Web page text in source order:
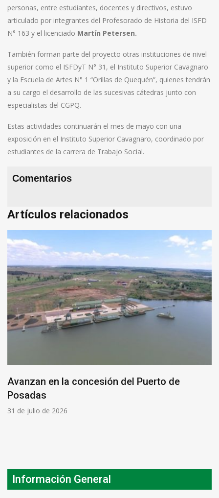
personas, entre estudiantes, docentes y directivos, estuvo
articulado por integrantes del Profesorado de Historia del ISFD
N° 163 y el licenciado Martín Petersen.
También forman parte del proyecto otras instituciones de nivel
superior como el ISFDyT N° 31, el Instituto Superior Cavagnaro
y la Escuela de Artes N° 1 “Orillas de Quequén”, quienes tendrán
a su cargo el desarrollo de las sucesivas cátedras junto con
especialistas del CGPQ.
Estas actividades continuarán el mes de mayo con una
exposición en el Instituto Superior Cavagnaro, coordinado por
estudiantes de la carrera de Trabajo Social.
Comentarios
Artículos relacionados
Avanzan en la concesión del Puerto de
Posadas
31 de julio de 2026
Información General